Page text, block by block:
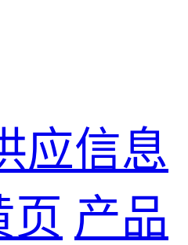
应信息
页 产品